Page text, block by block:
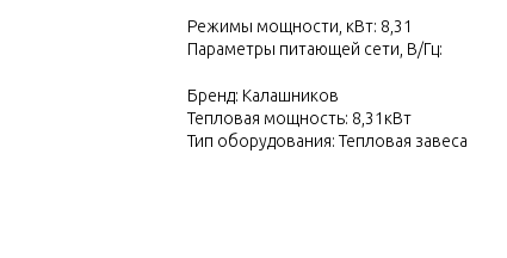
Режимы мощности, кВт: 8,31
Параметры питающей сети, В/Гц:
Бренд: Калашников
Тепловая мощность: 8,31кВт
Тип оборудования: Тепловая завеса